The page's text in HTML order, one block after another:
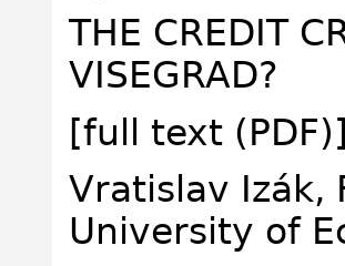
THE CREDIT
VISEGRAD?
[full text (PDF)]
Vratislav Izák,
University of